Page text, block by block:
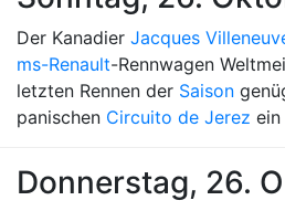
Der Kanadier Jacques
ms-Renault-Rennwagen
letzten Rennen der Saison
panischen Circuito de Jerez
Donnerstag, 26.